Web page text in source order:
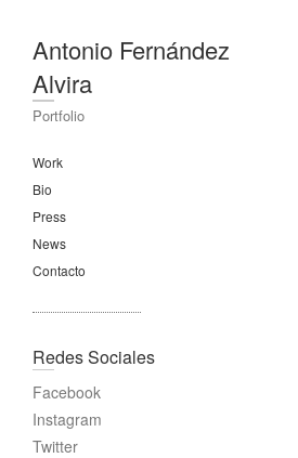
Antonio Fernández
Alvira
Portfolio
Work
Bio
Press
News
Contacto
Redes Sociales
Facebook
Instagram
Twitter